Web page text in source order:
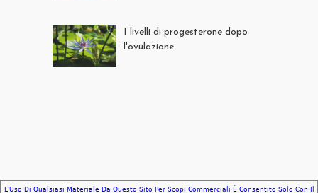
I livelli di progesterone dopo
l'ovulazione
L'Uso Di Qualsiasi Materiale Da Questo Sito Per Scopi Commerciali È Consentito Solo Con Il